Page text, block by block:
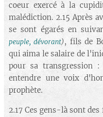
coeur exercé à la
malédiction. 2.15 Après
se sont égarés en
peuple, dévorant), fils de
qui aima le salaire de
pour sa transgression :
entendre une voix
prophète.
2.17 Ces gens-là sont